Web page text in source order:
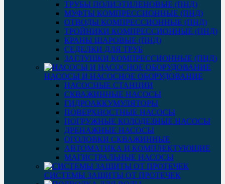
ТРУБЫ ПОЛИЭТИЛЕНОВЫЕ (ПНД)
МУФТЫ КОМПРЕССИОННЫЕ (ПНД)
ОТВОДЫ КОМПРЕССИОННЫЕ (ПНД)
ТРОЙНИКИ КОМПРЕССИОННЫЕ (ПНД)
КРАНЫ ШАРОВЫЕ (ПНД)
СЕДЕЛКИ ДЛЯ ТРУБ
ЗАГЛУШКИ КОМПРЕССИОННЫЕ (ПНД)
НАСОСЫ И НАСОСНОЕ ОБОРУДОВАНИЕ
НАСОСНЫЕ СТАНЦИИ
СКВАЖИННЫЕ НАСОСЫ
ГИДРОАККУМУЛЯТОРЫ
ПОВЕРХНОСТНЫЕ НАСОСЫ
ПОГРУЖНЫЕ КОЛОДЕЗНЫЕ НАСОСЫ
ДРЕНАЖНЫЕ НАСОСЫ
ОГОЛОВКИ СКВАЖИННЫЕ
АВТОМАТИКА И КОМПЛЕКТУЮЩИЕ
МАГИСТРАЛЬНЫЕ НАСОСЫ
СИСТЕМЫ ЗАЩИТЫ ОТ ПРОТЕЧЕК